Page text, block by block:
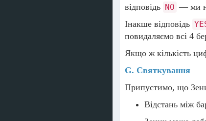
відповідь NO — ми
Інакше відповідь
повидаляємо всі 4
Якщо ж кількість
G. Святкування
Припустимо, що
Відстань між